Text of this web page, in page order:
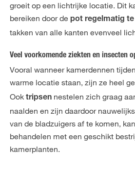
groeit op een lichtrijke locatie. Dit
bereiken door de pot regelmatig
takken van alle kanten evenveel
Veel voorkomende ziekten en insecten
Vooral wanneer kamerdennen
warme locatie staan, zijn ze heel
Ook tripsen nestelen zich graag
naalden en zijn daardoor
van de bladzuigers af te komen,
behandelen met een geschikt
kamerplanten.